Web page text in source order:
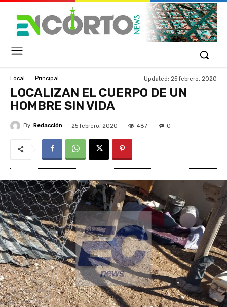
Local Principal Updated: 25 febrero, 2020
LOCALIZAN EL CUERPO DE UN
HOMBRE SIN VIDA
By Redacción 25 febrero, 2020 487 0